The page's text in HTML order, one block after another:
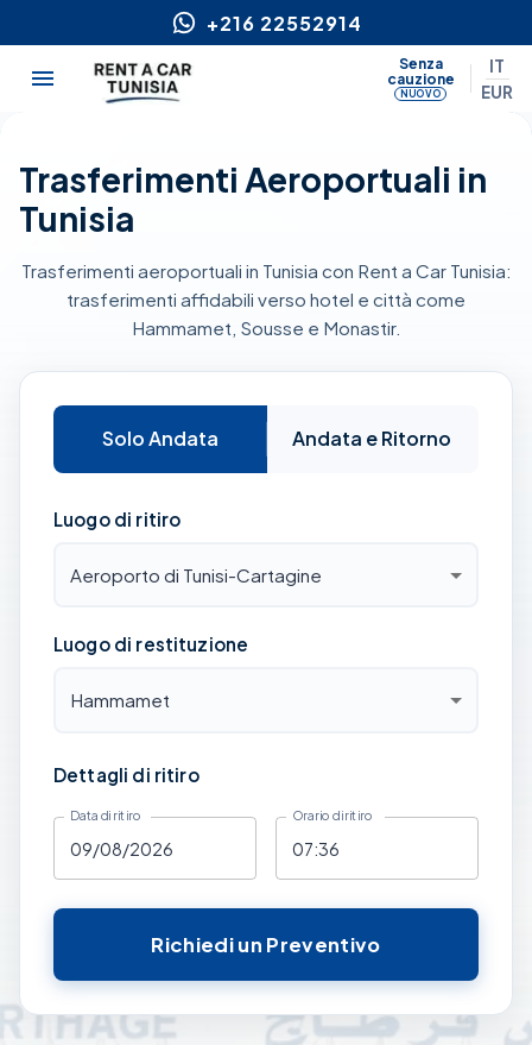
+216 22552914
Senza
cauzione
NUOVO
IT
EUR
Trasferimenti Aeroportuali in
Tunisia
Trasferimenti aeroportuali in Tunisia con Rent a Car Tunisia:
trasferimenti affidabili verso hotel e città come
Hammamet, Sousse e Monastir.
Solo Andata Andata e Ritorno
Luogo di ritiro
Aeroporto di Tunisi-Cartagine
Luogo di restituzione
Hammamet
Dettagli di ritiro
Data di ritiro Orario di ritiro
Richiedi un Preventivo